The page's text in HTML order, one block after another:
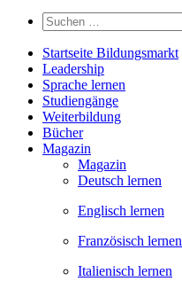
Startseite Bildungsmarkt
Leadership
Sprache lernen
Studiengänge
Weiterbildung
Bücher
Magazin
Magazin
Deutsch lernen
Englisch lernen
Französisch lernen
Italienisch lernen